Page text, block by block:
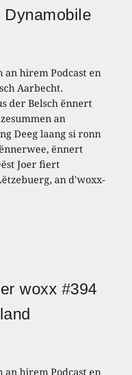
Dynamobile
an hirem Podcast en
Aarbecht.
der Belsch ënnert
an
Deeg laang si ronn
ënnert
Joer fiert
an d'woxx-
woxx #394
an hirem Podcast en